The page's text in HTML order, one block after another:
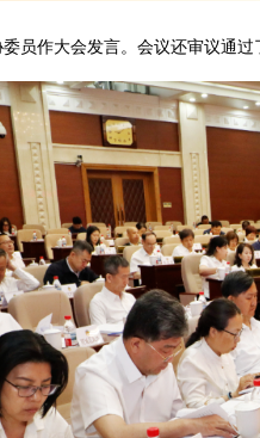
作大会发言。会议还审议通过